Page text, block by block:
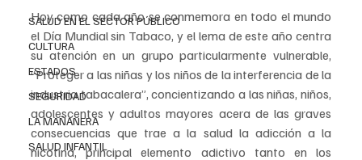
SALUD EN EL SECTOR PÚBLICO
CULTURA
ESTADOS
SEGURIDAD
LA MAÑANERA
SALUD INFANTIL
Hoy como cada año se conmemora en todo el mundo
el Día Mundial sin Tabaco, y el lema de este año centra
su atención en un grupo particularmente vulnerable,
“Proteger a las niñas y los niños de la interferencia de la
industria tabacalera”, concientizando a las niñas, niños,
adolescentes y adultos mayores acera de las graves
consecuencias que trae a la salud la adicción a la
nicotina, principal elemento adictivo tanto en los